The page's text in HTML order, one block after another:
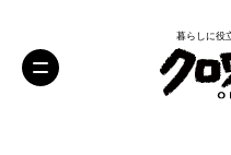
暮らしに役